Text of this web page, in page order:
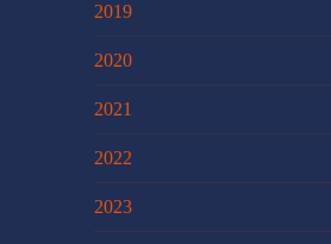
2019
2020
2021
2022
2023